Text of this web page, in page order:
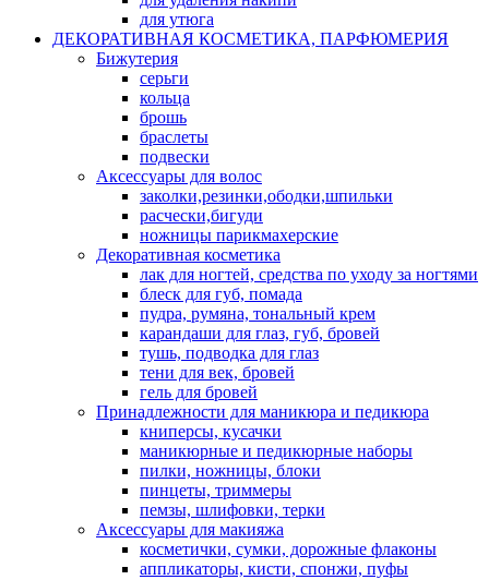
для утюга
ДЕКОРАТИВНАЯ КОСМЕТИКА, ПАРФЮМЕРИЯ
Бижутерия
серьги
кольца
брошь
браслеты
подвески
Аксессуары для волос
заколки,резинки,ободки,шпильки
расчески,бигуди
ножницы парикмахерские
Декоративная косметика
лак для ногтей, средства по уходу за ногтями
блеск для губ, помада
пудра, румяна, тональный крем
карандаши для глаз, губ, бровей
тушь, подводка для глаз
тени для век, бровей
гель для бровей
Принадлежности для маникюра и педикюра
книперсы, кусачки
маникюрные и педикюрные наборы
пилки, ножницы, блоки
пинцеты, триммеры
пемзы, шлифовки, терки
Аксессуары для макияжа
косметички, сумки, дорожные флаконы
аппликаторы, кисти, спонжи, пуфы